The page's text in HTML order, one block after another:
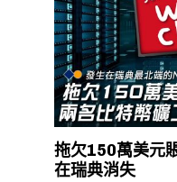
拖欠150萬美元
在瑞典消失